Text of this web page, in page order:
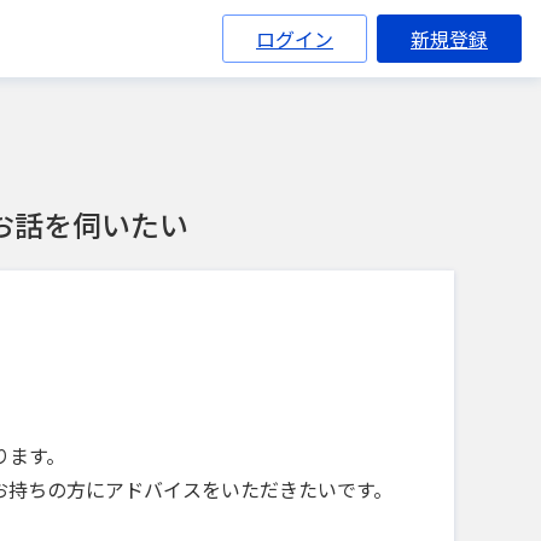
ログイン 新規登録
話を伺いたい
す。
ちの方にアドバイスをいただきたいです。